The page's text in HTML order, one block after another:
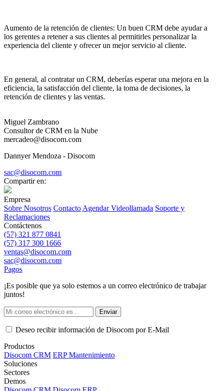
Aumento de la retención de clientes: Un buen CRM debe ayudar a
los gerentes a retener a sus clientes al permitirles personalizar la
experiencia del cliente y ofrecer un mejor servicio al cliente.
En general, al contratar un CRM, deberías esperar una mejora en la
eficiencia, la satisfacción del cliente, la toma de decisiones, la
retención de clientes y las ventas.
Miguel Zambrano
Consultor de CRM en la Nube
mercadeo@disocom.com
Dannyer Mendoza - Disocom
sac@disocom.com
Compartir en:
Empresa
Sobre Nosotros Contacto Agendar Videollamada Soporte y
Reclamaciones
Contáctenos
(57) 321 877 0841
(57) 317 300 1666
ventas@disocom.com
sac@disocom.com
Pagos
¡Es posible que ya solo estemos a un correo electrónico de trabajar
juntos!
Enviar
Deseo recibir información de Disocom por E-Mail
Productos
Disocom CRM ERP Mantenimiento
Soluciones
Sectores
Demos